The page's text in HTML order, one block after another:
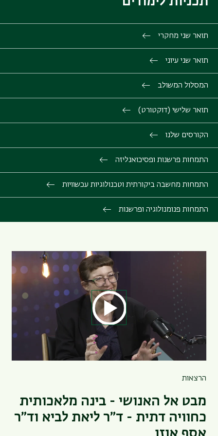
תואר שני מחקרי
תואר שני עיוני
המסלול המשולב
תואר שלישי (דוקטורט)
הקורסים שלנו
התמחות פרשנות ופסיכואנליזה
התמחות מחשבה ביקורתית וטכנולוגיות עכשוויות
התמחות פנומנולוגיה ופרשנות
הרצאות
מבט אל האנושי - בינה מלאכותית
כחוויה דתית - ד״ר ליאת לביא וד״ר